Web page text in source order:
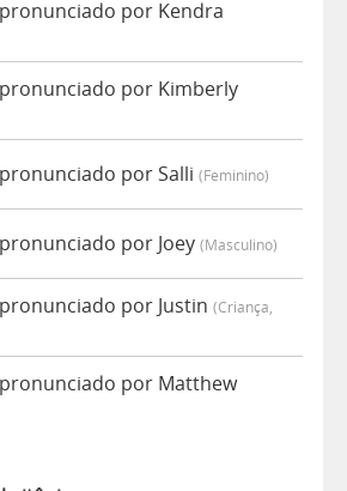
por Kendra
por Kimberly
por Salli (feminino)
por Joey (masculino)
por Justin (criança,
por Matthew